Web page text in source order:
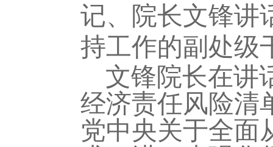
记、院长文锋讲
持工作的副处级
文锋院长在讲
经济责任风险清
党中央关于全面